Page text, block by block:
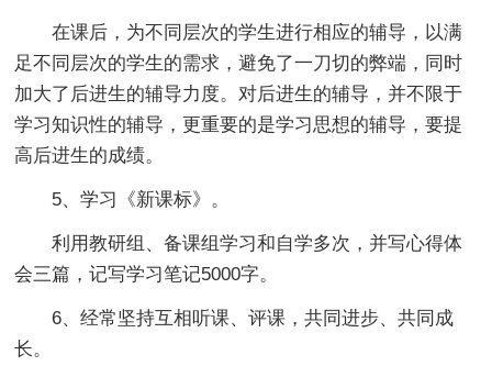
在课后，为不同层次的学生进行相应的辅导，以满
足不同层次的学生的需求，避免了一刀切的弊端，同时
加大了后进生的辅导力度。对后进生的辅导，并不限于
学习知识性的辅导，更重要的是学习思想的辅导，要提
高后进生的成绩。
5、学习《新课标》。
利用教研组、备课组学习和自学多次，并写心得体
会三篇，记写学习笔记5000字。
6、经常坚持互相听课、评课，共同进步、共同成
长。